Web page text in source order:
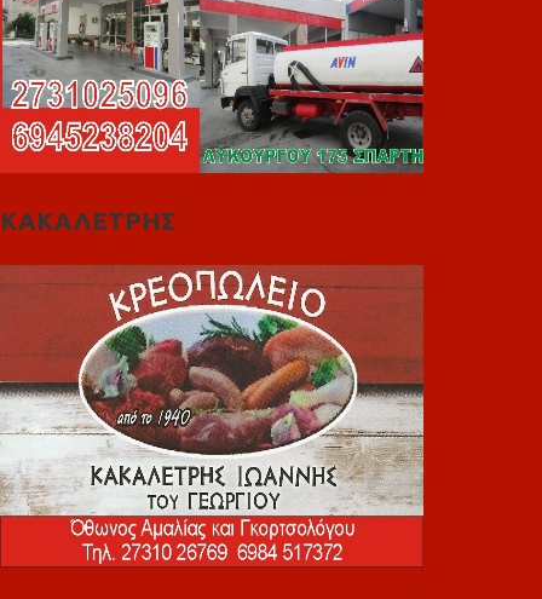
ΚΑΚΑΛΕΤΡΗΣ